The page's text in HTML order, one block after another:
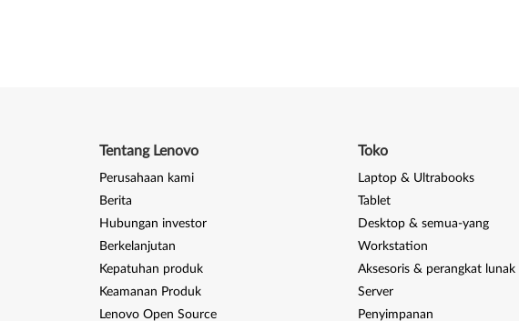
Tentang Lenovo
Perusahaan kami
Berita
Hubungan investor
Berkelanjutan
Kepatuhan produk
Keamanan Produk
Lenovo Open Source
Toko
Laptop & Ultrabooks
Tablet
Desktop & semua-yang
Workstation
Aksesoris & perangkat lunak
Server
Penyimpanan